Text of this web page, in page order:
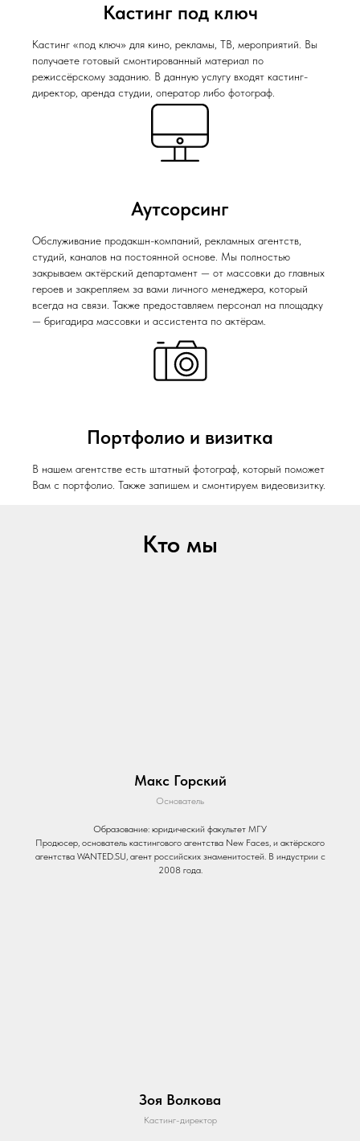
Кастинг под ключ
Кастинг «под ключ» для кино, рекламы, ТВ, мероприятий. Вы
получаете готовый смонтированный материал по
режиссёрскому заданию. В данную услугу входят кастинг-
директор, аренда студии, оператор либо фотограф.
Аутсорсинг
Обслуживание продакшн-компаний, рекламных агентств,
студий, каналов на постоянной основе. Мы полностью
закрываем актёрский департамент — от массовки до главных
героев и закрепляем за вами личного менеджера, который
всегда на связи. Также предоставляем персонал на площадку
— бригадира массовки и ассистента по актёрам.
Портфолио и визитка
В нашем агентстве есть штатный фотограф, который поможет
Вам с портфолио. Также запишем и смонтируем видеовизитку.
Кто мы
Макс Горский
Основатель
Образование: юридический факультет МГУ
Продюсер, основатель кастингового агентства New Faces, и актёрского
агентства WANTED.SU, агент российских знаменитостей. В индустрии с
2008 года.
Зоя Волкова
Кастинг-директор